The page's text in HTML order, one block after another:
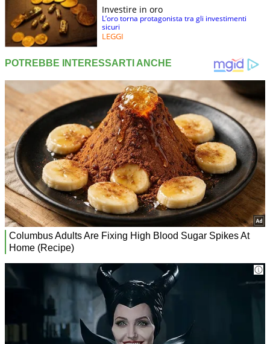
Investire in oro
L’oro torna protagonista tra gli investimenti
sicuri
LEGGI